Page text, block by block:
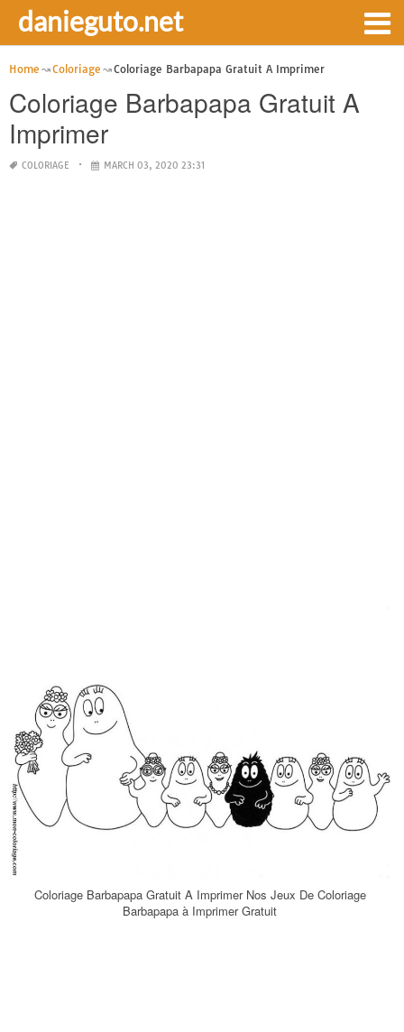
danieguto.net
Home Coloriage Coloriage Barbapapa Gratuit A Imprimer
Coloriage Barbapapa Gratuit A
Imprimer
COLORIAGE MARCH 03, 2020 23:31
Coloriage Barbapapa Gratuit A Imprimer Nos Jeux De Coloriage
Barbapapa à Imprimer Gratuit